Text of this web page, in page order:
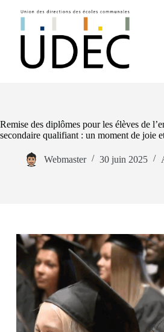
Remise des diplômes pour les élèves de
secondaire qualifiant : un moment de joie
Webmaster 30 juin 2025